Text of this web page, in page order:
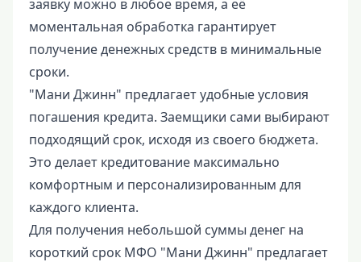
заявку можно в любое время, а её
моментальная обработка гарантирует
получение денежных средств в минимальные
сроки.
"Мани Джинн" предлагает удобные условия
погашения кредита. Заемщики сами выбирают
подходящий срок, исходя из своего бюджета.
Это делает кредитование максимально
комфортным и персонализированным для
каждого клиента.
Для получения небольшой суммы денег на
короткий срок МФО "Мани Джинн" предлагает